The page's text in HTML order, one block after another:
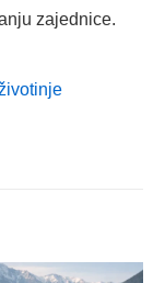
zajednice.